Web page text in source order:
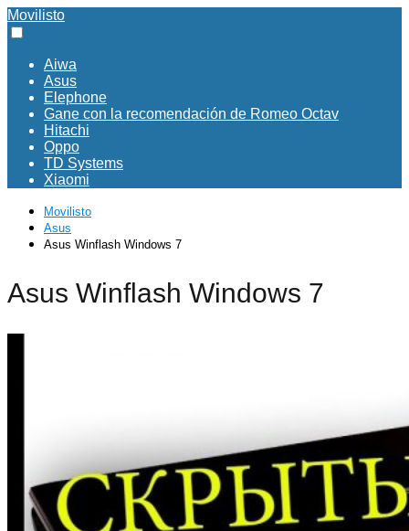
Movilisto
Aiwa
Asus
Elephone
Gane con la recomendación de Romeo Octav
Hitachi
Oppo
TD Systems
Xiaomi
Movilisto
Asus
Asus Winflash Windows 7
Asus Winflash Windows 7